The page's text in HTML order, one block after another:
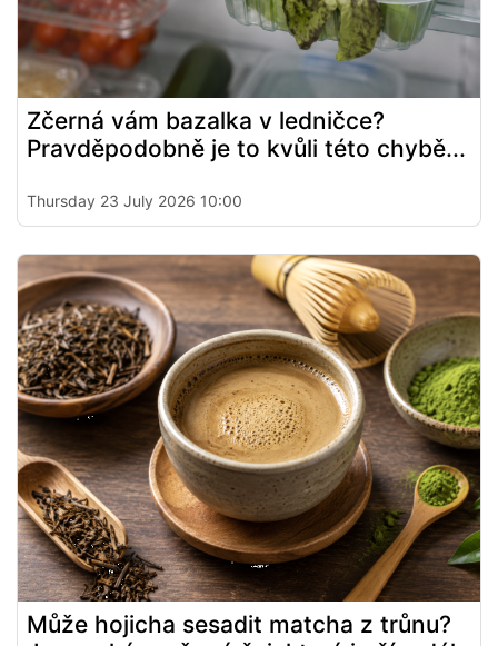
Zčerná vám bazalka v ledničce?
Pravděpodobně je to kvůli této chybě...
Thursday 23 July 2026 10:00
Může hojicha sesadit matcha z trůnu?